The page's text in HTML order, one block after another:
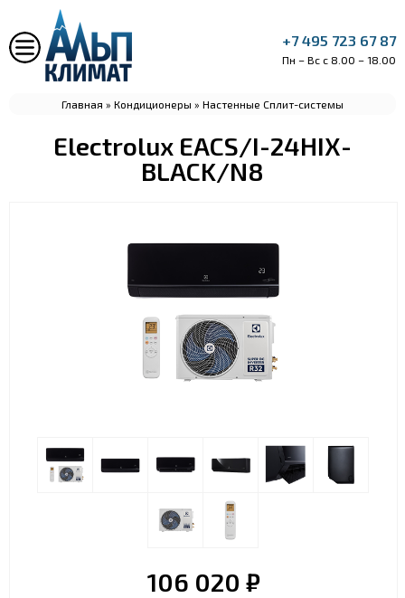
+7 495 723 67 87
Пн – Вс с 8.00 – 18.00
Главная » Кондиционеры » Настенные Сплит-системы
Electrolux EACS/I-24HIX-
BLACK/N8
106 020 ₽